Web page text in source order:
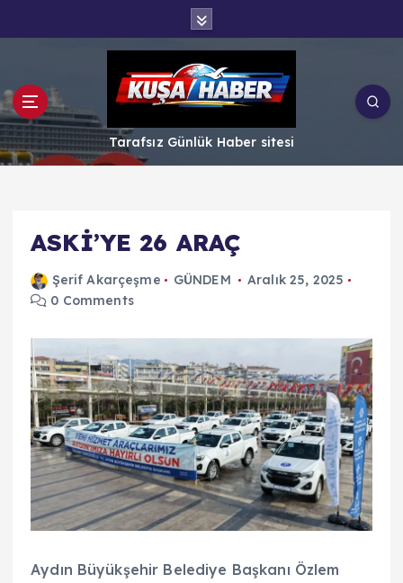
ğ
e
a
Tarafsız Günlük Haber sitesi
ASKİ’YE 26 ARAÇ
Şerif Akarçeşme GÜNDEM
Aralık 25, 2025
0 Comments
Aydın Büyükşehir Belediye Başkanı Özlem